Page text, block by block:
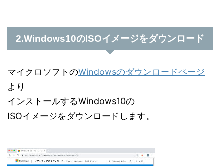
2.Windows10のISOイメージをダウンロード
マイクロソフトのWindowsのダウンロードページ
より
インストールするWindows10の
ISOイメージをダウンロードします。